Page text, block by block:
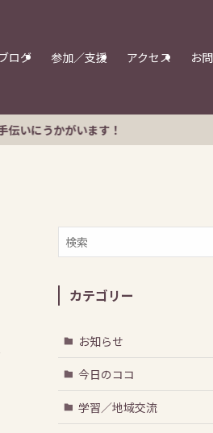
ログ 参加／支援 アクセス お
カテゴリー
お知らせ
今日のココ
学習／地域交流